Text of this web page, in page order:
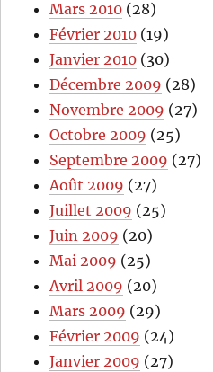
Mars 2010 (28)
Février 2010 (19)
Janvier 2010 (30)
Décembre 2009 (28)
Novembre 2009 (27)
Octobre 2009 (25)
Septembre 2009 (27)
Août 2009 (27)
Juillet 2009 (25)
Juin 2009 (20)
Mai 2009 (25)
Avril 2009 (20)
Mars 2009 (29)
Février 2009 (24)
Janvier 2009 (27)